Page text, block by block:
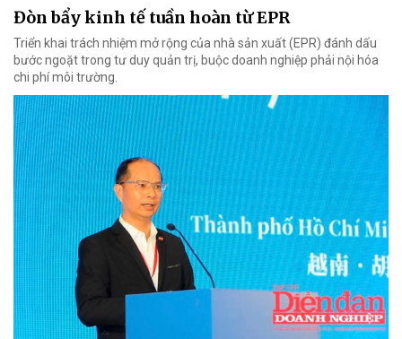
Đòn bẩy kinh tế tuần hoàn từ EPR
Triển khai trách nhiệm mở rộng của nhà sản xuất (EPR) đánh dấu
bước ngoặt trong tư duy quản trị, buộc doanh nghiệp phải nội hóa
chi phí môi trường.